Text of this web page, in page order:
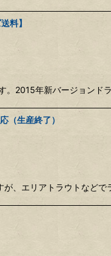
料】
2015年新バージョンド
（生産終了）
、エリアトラウトなど